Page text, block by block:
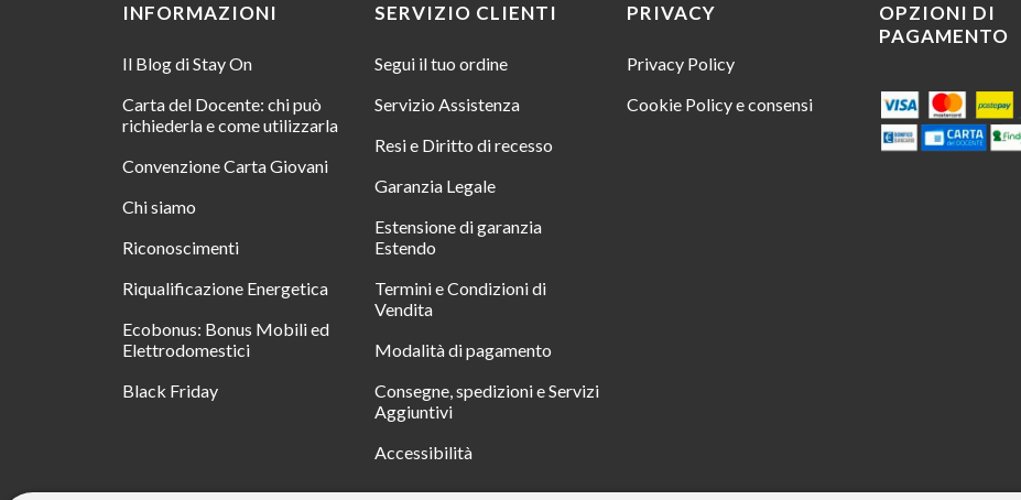
INFORMAZIONI
Il Blog di Stay On
Carta del Docente: chi può
richiederla e come utilizzarla
Convenzione Carta Giovani
Chi siamo
Riconoscimenti
Riqualificazione Energetica
Ecobonus: Bonus Mobili ed
Elettrodomestici
Black Friday
SERVIZIO CLIENTI
Segui il tuo ordine
Servizio Assistenza
Resi e Diritto di recesso
Garanzia Legale
Estensione di garanzia
Estendo
Termini e Condizioni di
Vendita
Modalità di pagamento
Consegne, spedizioni e Servizi
Aggiuntivi
Accessibilità
PRIVACY
Privacy Policy
Cookie Policy e consensi
OPZIONI DI
PAGAMENTO